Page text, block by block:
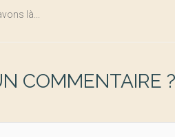
là...
COMMENTAIRE ?